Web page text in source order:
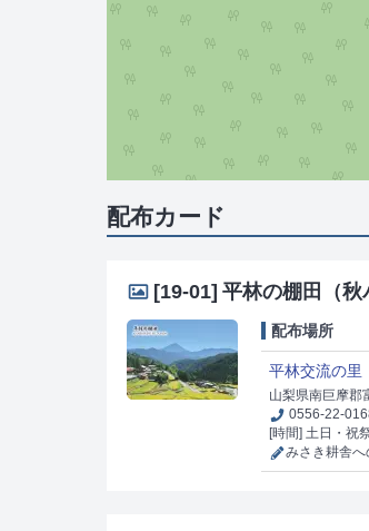
配布カード
[19-01] 平林の棚田（秋
配布場所
平林交流の里
山梨県南巨摩郡
0556-22-
[時間] 土日・祝
みさき耕舎